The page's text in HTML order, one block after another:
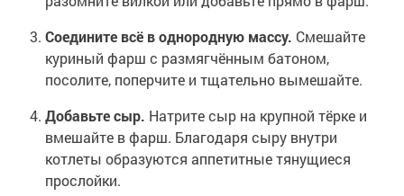
Соедините всё в однородную массу. Смешайте
куриный фарш с размягчённым батоном,
посолите, поперчите и тщательно вымешайте.
Добавьте сыр. Натрите сыр на крупной тёрке и
вмешайте в фарш. Благодаря сыру внутри
котлеты образуются аппетитные тянущиеся
прослойки.